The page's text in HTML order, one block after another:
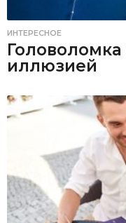
ИНТЕРЕСНОЕ
Головоломка
иллюзией